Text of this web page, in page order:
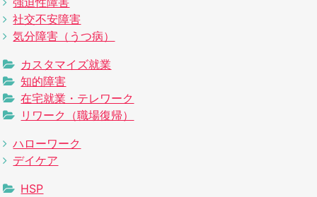
社交不安障害
気分障害（うつ病）
カスタマイズ就業
知的障害
在宅就業・テレワーク
リワーク（職場復帰）
ハローワーク
デイケア
HSP